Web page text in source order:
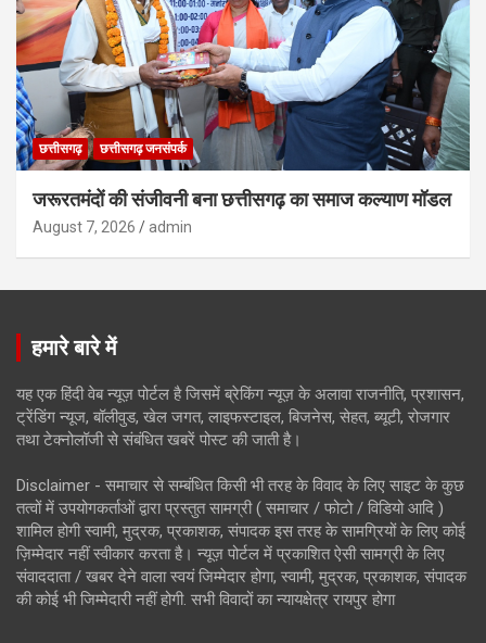
छत्तीसगढ़ छत्तीसगढ़ जनसंपर्क
जरूरतमंदों की संजीवनी बना छत्तीसगढ़ का समाज कल्याण मॉडल
August 7, 2026 admin
हमारे बारे में
यह एक हिंदी वेब न्यूज़ पोर्टल है जिसमें ब्रेकिंग न्यूज़ के अलावा राजनीति, प्रशासन,
ट्रेंडिंग न्यूज, बॉलीवुड, खेल जगत, लाइफस्टाइल, बिजनेस, सेहत, ब्यूटी, रोजगार
तथा टेक्नोलॉजी से संबंधित खबरें पोस्ट की जाती है।
Disclaimer - समाचार से सम्बंधित किसी भी तरह के विवाद के लिए साइट के कुछ
तत्वों में उपयोगकर्ताओं द्वारा प्रस्तुत सामग्री ( समाचार / फोटो / विडियो आदि )
शामिल होगी स्वामी, मुद्रक, प्रकाशक, संपादक इस तरह के सामग्रियों के लिए कोई
ज़िम्मेदार नहीं स्वीकार करता है। न्यूज़ पोर्टल में प्रकाशित ऐसी सामग्री के लिए
संवाददाता / खबर देने वाला स्वयं जिम्मेदार होगा, स्वामी, मुद्रक, प्रकाशक, संपादक
की कोई भी जिम्मेदारी नहीं होगी. सभी विवादों का न्यायक्षेत्र रायपुर होगा